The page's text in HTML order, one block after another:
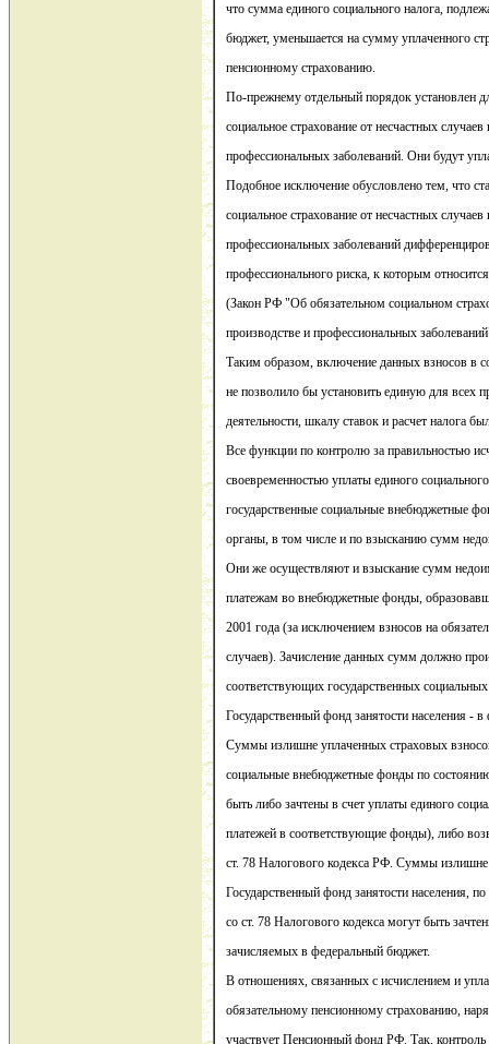
что сумма единого социального налога,
бюджет, уменьшается на сумму уплаченного
пенсионному страхованию.
По-прежнему отдельный порядок установлен
социальное страхование от несчастных
профессиональных заболеваний. Они будут
Подобное исключение обусловлено тем, что
социальное страхование от несчастных
профессиональных заболеваний
профессионального риска, к которым
(Закон РФ "Об обязательном социальном
производстве и профессиональных
Таким образом, включение данных взносов в
не позволило бы установить единую для всех
деятельности, шкалу ставок и расчет налога
Все функции по контролю за правильностью
своевременностью уплаты единого
государственные социальные внебюджетные
органы, в том числе и по взысканию сумм
Они же осуществляют и взыскание сумм
платежам во внебюджетные фонды,
2001 года (за исключением взносов на
случаев). Зачисление данных сумм должно
соответствующих государственных
Государственный фонд занятости населения -
Суммы излишне уплаченных страховых
социальные внебюджетные фонды по
быть либо зачтены в счет уплаты единого
платежей в соответствующие фонды), либо
ст. 78 Налогового кодекса РФ. Суммы
Государственный фонд занятости населения,
со ст. 78 Налогового кодекса могут быть
зачисляемых в федеральный бюджет.
В отношениях, связанных с исчислением и
обязательному пенсионному страхованию,
участвует Пенсионный фонд РФ. Так, контроль